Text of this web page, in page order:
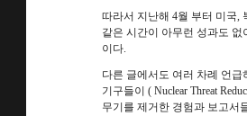
따라서 지난해 4월 부터 미국,
같은 시간이 아무런 성과도 없
이다.
다른 글에서도 여러 차례 언
기구들이 ( Nuclear Threat
무기를 제거한 경험과 보고서